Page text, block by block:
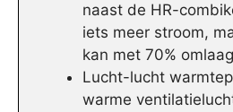
naast de HR-
iets meer stroom,
kan met 70%
Lucht-lucht
warme